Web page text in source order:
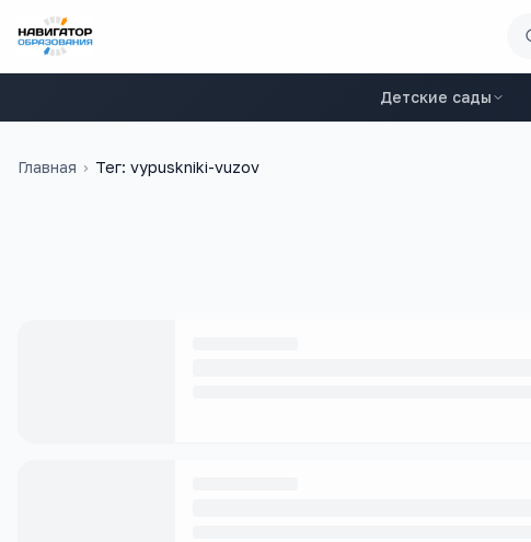
Детские сады
Главная › Тег: vypuskniki-vuzov